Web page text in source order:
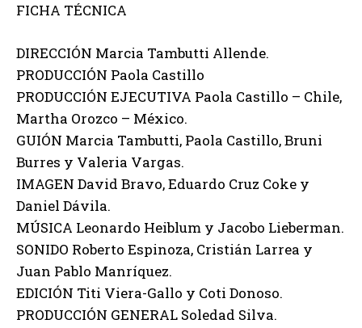
FICHA TÉCNICA
DIRECCIÓN Marcia Tambutti Allende.
PRODUCCIÓN Paola Castillo
PRODUCCIÓN EJECUTIVA Paola Castillo – Chile,
Martha Orozco – México.
GUIÓN Marcia Tambutti, Paola Castillo, Bruni
Burres y Valeria Vargas.
IMAGEN David Bravo, Eduardo Cruz Coke y
Daniel Dávila.
MÚSICA Leonardo Heiblum y Jacobo Lieberman.
SONIDO Roberto Espinoza, Cristián Larrea y
Juan Pablo Manríquez.
EDICIÓN Titi Viera-Gallo y Coti Donoso.
PRODUCCIÓN GENERAL Soledad Silva.